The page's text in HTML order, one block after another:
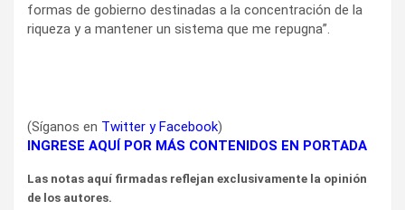
formas de gobierno destinadas a la concentración de la
riqueza y a mantener un sistema que me repugna”.
(Síganos en Twitter yFacebook)
INGRESE AQUÍ POR MÁS CONTENIDOS EN PORTADA
Las notas aquí firmadas reflejan exclusivamente la opinión
de los autores.